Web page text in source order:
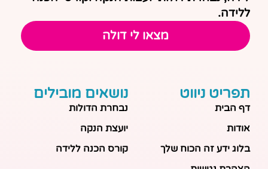
ללידה.
מצאו לי דולה
תפריט ניווט
דף הבית
אודות
בלוג ידע זה הכוח שלך
נושאים מובילים
נבחרת הדולות
יועצת הנקה
קורס הכנה ללידה